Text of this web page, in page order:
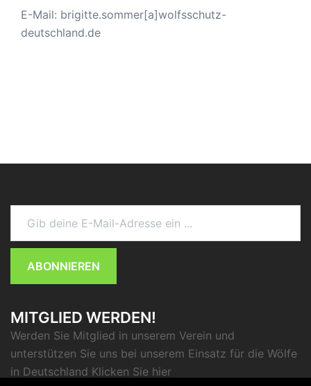
E-Mail: brigitte.sommer[a]wolfsschutz-
deutschland.de
Gib deine E-Mail-Adresse ein ...
ABONNIEREN
MITGLIED WERDEN!
Werden Sie Mitglied in unserem Verein und
unterstützen Sie uns bei unserem Einsatz für die Wölfe
in Deutschland Klicken Sie hier